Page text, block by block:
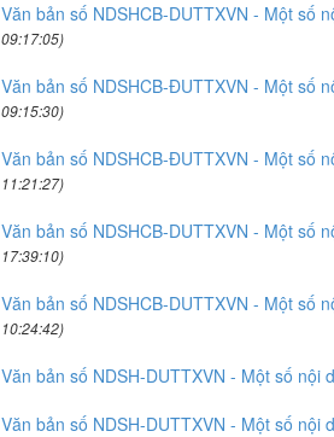
Văn bản số NDSHCB-DUTTXVN - Một số
09:17:05)
Văn bản số NDSHCB-ĐUTTXVN - Một số
09:15:30)
Văn bản số NDSHCB-ĐUTTXVN - Một số
11:21:27)
Văn bản số NDSHCB-DUTTXVN - Một số
17:39:10)
Văn bản số NDSHCB-DUTTXVN - Một số
10:24:42)
Văn bản số NDSH-DUTTXVN - Một số
Văn bản số NDSH-DUTTXVN - Một số